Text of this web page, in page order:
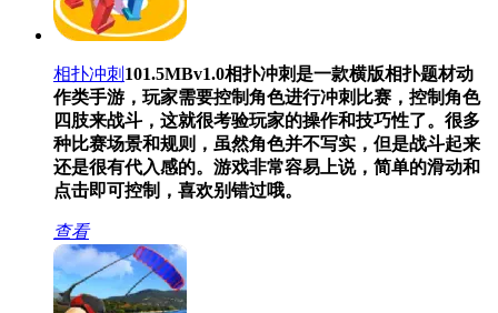
相扑冲刺 101.5MBv1.0相扑冲刺是一款横版相扑题材动
作类手游，玩家需要控制角色进行冲刺比赛，控制角色
四肢来战斗，这就很考验玩家的操作和技巧性了。很多
种比赛场景和规则，虽然角色并不写实，但是战斗起来
还是很有代入感的。游戏非常容易上说，简单的滑动和
点击即可控制，喜欢别错过哦。
查看